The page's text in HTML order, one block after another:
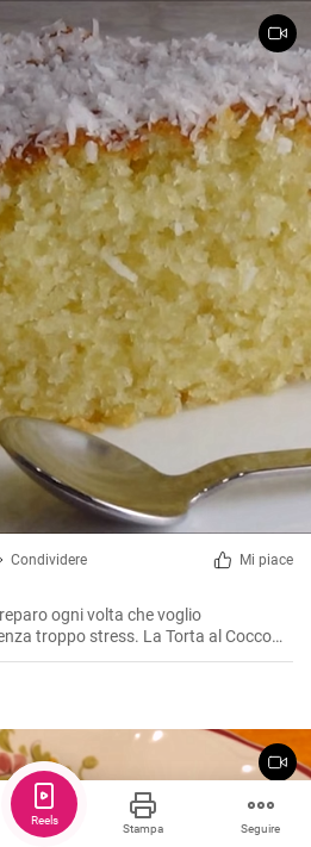
Condividere Mi piace
ogni volta che voglio
troppo stress. La Torta al Cocco
esotico e dalla consistenza soffice
in modo eccezionale. La sua
e in un gusto autentico di cocco
inno a questo frutto. Io la adoro e
volta provata, non potrai più farne a
Stampa Seguire
Reels